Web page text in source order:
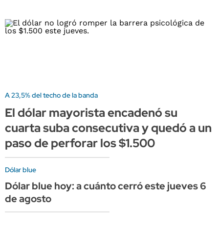
A 23,5% del techo de la banda
El dólar mayorista encadenó su
cuarta suba consecutiva y quedó a un
paso de perforar los $1.500
Dólar blue
Dólar blue hoy: a cuánto cerró este jueves 6
de agosto